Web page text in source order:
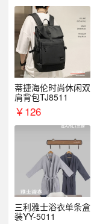
蒂捷海伦时尚休闲双
肩背包TJ8511
￥126
三利雅士浴衣单条盒
装YY-5011